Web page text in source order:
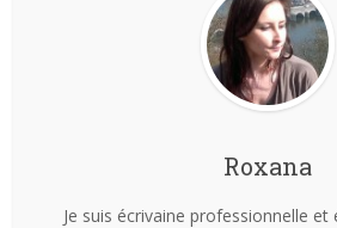
Roxana
Je suis écrivaine professionnelle et